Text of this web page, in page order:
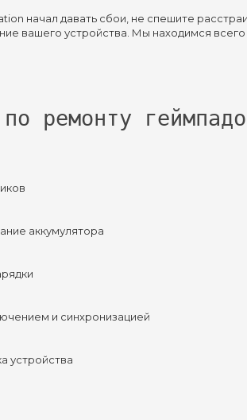
начал давать сбои, не спешите
вашего устройства. Мы находимся
ремонту
аккумулятора
и синхронизацией
устройства